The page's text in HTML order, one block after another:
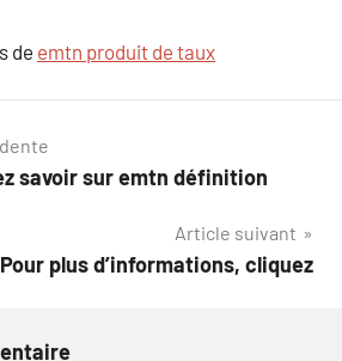
de emtn produit de taux
savoir sur emtn définition
Article suivant
plus d’informations, cliquez